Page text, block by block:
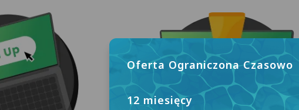
Oferta Ograniczona Czasowo
12 miesięcy